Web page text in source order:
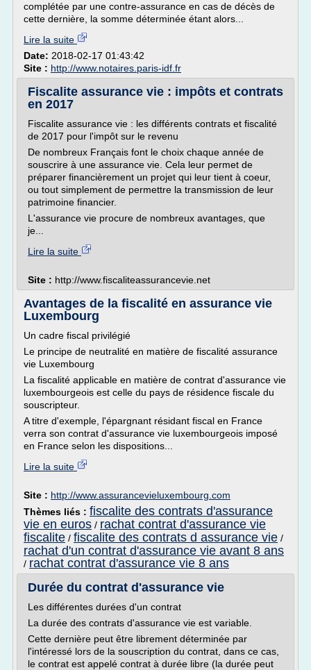
complétée par une contre-assurance en cas de décès de
cette dernière, la somme déterminée étant alors...
Lire la suite
Date: 2018-02-17 01:43:42
Site : http://www.notaires.paris-idf.fr
Fiscalite assurance vie : impôts et contrats
en 2017
Fiscalite assurance vie : les différents contrats et fiscalité
de 2017 pour l'impôt sur le revenu
De nombreux Français font le choix chaque année de
souscrire à une assurance vie. Cela leur permet de
préparer financièrement un projet qui leur tient à coeur,
ou tout simplement de permettre la transmission de leur
patrimoine financier.
L'assurance vie procure de nombreux avantages, que
je...
Lire la suite
Site : http://www.fiscaliteassurancevie.net
Avantages de la fiscalité en assurance vie
Luxembourg
Un cadre fiscal privilégié
Le principe de neutralité en matière de fiscalité assurance
vie Luxembourg
La fiscalité applicable en matière de contrat d'assurance vie
luxembourgeois est celle du pays de résidence fiscale du
souscripteur.
A titre d'exemple, l'épargnant résidant fiscal en France
verra son contrat d'assurance vie luxembourgeois imposé
en France selon les dispositions...
Lire la suite
Site : http://www.assurancevieluxembourg.com
Thèmes liés : fiscalite des contrats d'assurance
vie en euros / rachat contrat d'assurance vie
fiscalite / fiscalite des contrats d assurance vie /
rachat d'un contrat d'assurance vie avant 8 ans
/ rachat contrat d'assurance vie 8 ans
Durée du contrat d'assurance vie
Les différentes durées d'un contrat
La durée des contrats d'assurance vie est variable.
Cette dernière peut être librement déterminée par
l'intéressé lors de la souscription du contrat, dans ce cas,
le contrat est appelé contrat à durée libre (la durée peut